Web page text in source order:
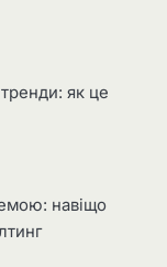
як це
навіщо